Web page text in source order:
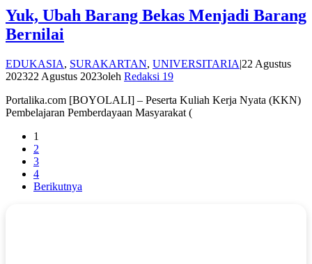
Yuk, Ubah Barang Bekas Menjadi Barang
Bernilai
EDUKASIA, SURAKARTAN, UNIVERSITARIA|22 Agustus
202322 Agustus 2023oleh Redaksi 19
Portalika.com [BOYOLALI] – Peserta Kuliah Kerja Nyata (KKN)
Pembelajaran Pemberdayaan Masyarakat (
1
2
3
4
Berikutnya